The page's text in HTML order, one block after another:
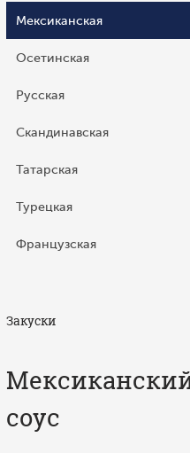
Мексиканская
Осетинская
Русская
Скандинавская
Татарская
Турецкая
Французская
Закуски
соус